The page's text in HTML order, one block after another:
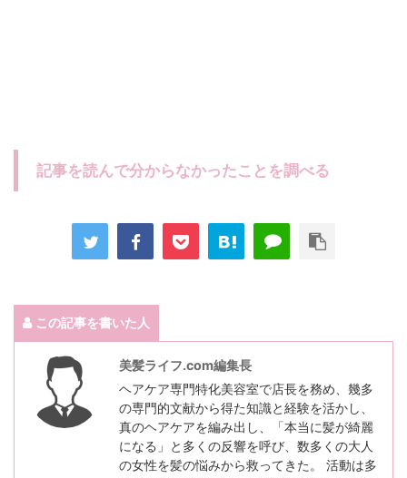
記事を読んで分からなかったことを調べる
この記事を書いた人
美髪ライフ.com編集長
ヘアケア専門特化美容室で店長を務め、幾多
の専門的文献から得た知識と経験を活かし、
真のヘアケアを編み出し、「本当に髪が綺麗
になる」と多くの反響を呼び、数多くの大人
の女性を髪の悩みから救ってきた。 活動は多